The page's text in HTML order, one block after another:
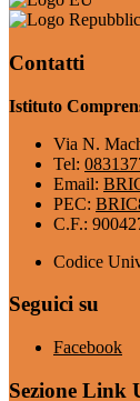
Contatti
Istituto
Via N.
Tel:
Email:
PEC:
C.F.:
Codice
Seguici su
Facebook
Sezione Link